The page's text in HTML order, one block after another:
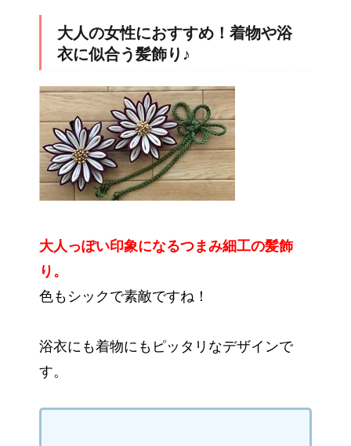
大人の女性におすすめ！着物や浴
衣に似合う髪飾り♪
大人っぽい印象になるつまみ細工の髪飾
り。
色もシックで素敵ですね！
浴衣にも着物にもピッタリなデザインで
す。